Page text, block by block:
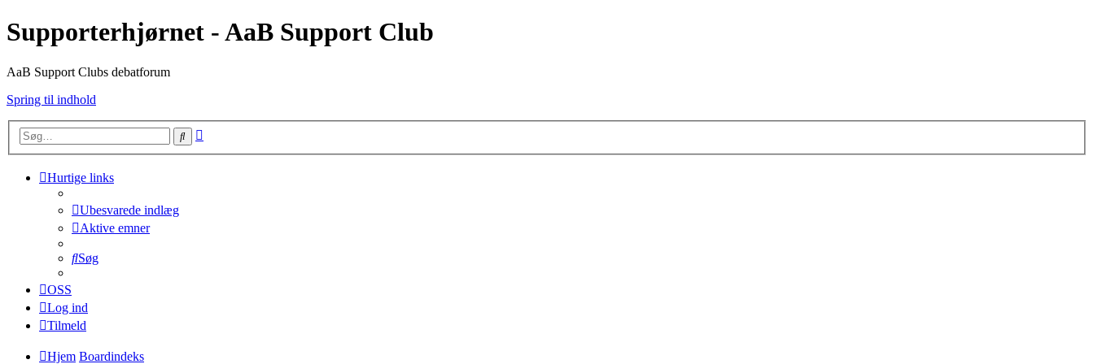
Supporterhjørnet - AaB Support Club
AaB Support Clubs debatforum
Spring til indhold
Søg
Hurtige links
Ubesvarede indlæg
Aktive emner
Søg
OSS
Log ind
Tilmeld
Hjem Boardindeks